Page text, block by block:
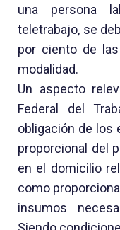
una persona
teletrabajo, se
por ciento de
modalidad.
Un aspecto
Federal del
obligación de los
proporcional del
en el domicilio
como
insumos